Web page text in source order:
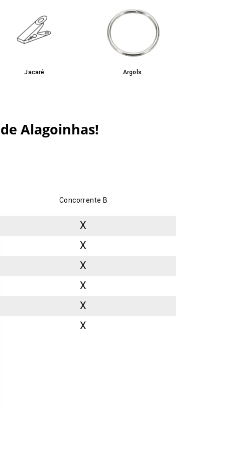
Jacaré Argols
Alagoinhas!
Concorrente B
X
X
X
X
X
X